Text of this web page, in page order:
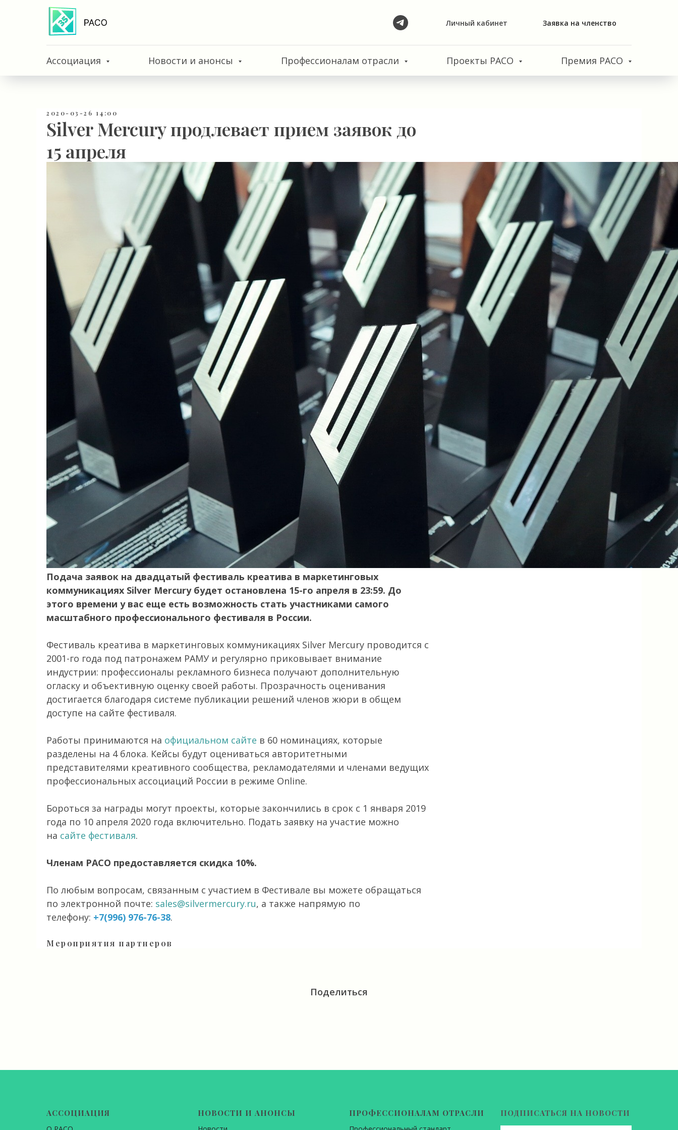
Личный кабинет Заявка на членство
Ассоциация Новости и анонсы Профессионалам отрасли Проекты РАСО Премия РАСО
2020-03-26 14:00
Silver Mercury продлевает прием заявок до
15 апреля
Подача заявок на двадцатый фестиваль креатива в маркетинговых
коммуникациях Silver Mercury будет остановлена 15-го апреля в 23:59. До
этого времени у вас еще есть возможность стать участниками самого
масштабного профессионального фестиваля в России.
Фестиваль креатива в маркетинговых коммуникациях Silver Mercury проводится с
2001-го года под патронажем РАМУ и регулярно приковывает внимание
индустрии: профессионалы рекламного бизнеса получают дополнительную
огласку и объективную оценку своей работы. Прозрачность оценивания
достигается благодаря системе публикации решений членов жюри в общем
доступе на сайте фестиваля.
Работы принимаются на официальном сайте в 60 номинациях, которые
разделены на 4 блока. Кейсы будут оцениваться авторитетными
представителями креативного сообщества, рекламодателями и членами ведущих
профессиональных ассоциаций России в режиме Online.
Бороться за награды могут проекты, которые закончились в срок с 1 января 2019
года по 10 апреля 2020 года включительно. Подать заявку на участие можно
на сайте фестиваля.
Членам РАСО предоставляется скидка 10%.
По любым вопросам, связанным с участием в Фестивале вы можете обращаться
по электронной почте: sales@silvermercury.ru, а также напрямую по
телефону: +7(996) 976-76-38.
Мероприятия партнеров
Поделиться
АССОЦИАЦИЯ НОВОСТИ И АНОНСЫ ПРОФЕССИОНАЛАМ ОТРАСЛИ ПОДПИСАТЬСЯ НА НОВОСТИ